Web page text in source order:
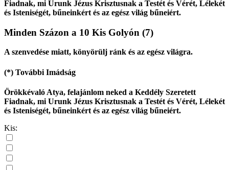
Fiadnak, mi Urunk Jézus Krisztusnak a Testét és Vérét, Lélekét
és Isteniségét, bűneinkért és az egész világ bűneiért.
Minden Százon a 10 Kis Golyón (7)
A szenvedése miatt, könyörülj ránk és az egész világra.
(*) További Imádság
Örökkévaló Atya, felajánlom neked a Keddély Szeretett
Fiadnak, mi Urunk Jézus Krisztusnak a Testét és Vérét, Lélekét
és Isteniségét, bűneinkért és az egész világ bűneiért.
Kis: